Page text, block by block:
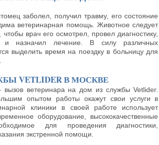
заболел, получил травму, его состояние
ветеринарная помощь. Животное следует
чтобы врач его осмотрел, провел диагностику,
и назначил лечение. В силу различных
выделить время на поездку в больницу для
VETLIDER В МОСКВЕ
ветеринара на дом из службы Vetlider.
опытом работы окажут свои услуги в
клиники в своей работе использует
оборудование, высококачественные
для проведения диагностики,
экстренной помощи.